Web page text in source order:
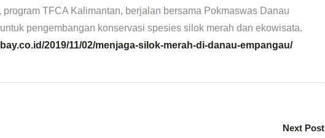
program TFCA Kalimantan, berjalan bersama Pokmaswas Danau
pengembangan konservasi spesies silok merah dan ekowisata.
2019/11/02/menjaga-silok-merah-di-danau-empangau/
Next Post